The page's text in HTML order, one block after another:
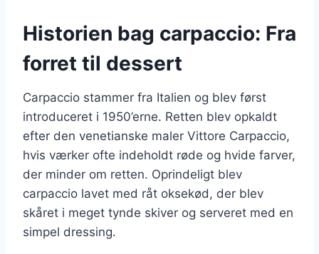
Historien bag carpaccio: Fra
forret til dessert
Carpaccio stammer fra Italien og blev først
introduceret i 1950’erne. Retten blev opkaldt
efter den venetianske maler Vittore Carpaccio,
hvis værker ofte indeholdt røde og hvide farver,
der minder om retten. Oprindeligt blev
carpaccio lavet med råt oksekød, der blev
skåret i meget tynde skiver og serveret med en
simpel dressing.